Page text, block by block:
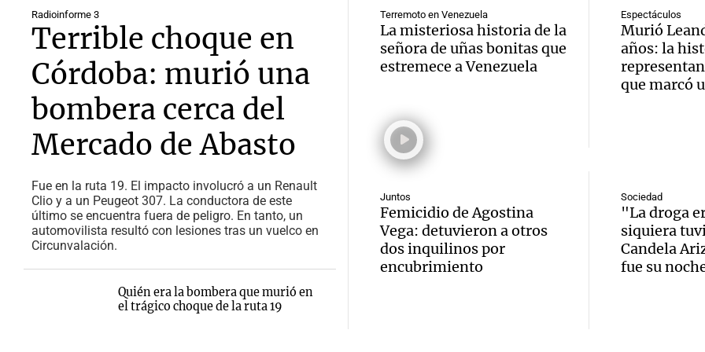
Panorama
Episodios
Panorama
Episodios
Audio.
Audio.
Radioinforme 3
Terrible choque en
Córdoba: murió una
bombera cerca del
Mercado de Abasto
Fue en la ruta 19. El impacto involucró a un Renault
Clio y a un Peugeot 307. La conductora de este
último se encuentra fuera de peligro. En tanto, un
automovilista resultó con lesiones tras un vuelco en
Circunvalación.
Quién era la bombera que murió en
el trágico choque de la ruta 19
Terremoto en Venezuela
La misteriosa historia de la
señora de uñas bonitas que
estremece a Venezuela
Espectáculos
Murió
años: la
que marcó
Juntos
Femicidio de Agostina
Vega: detuvieron a otros
dos inquilinos por
encubrimiento
Sociedad
"La droga
siquiera
Candela
fue su